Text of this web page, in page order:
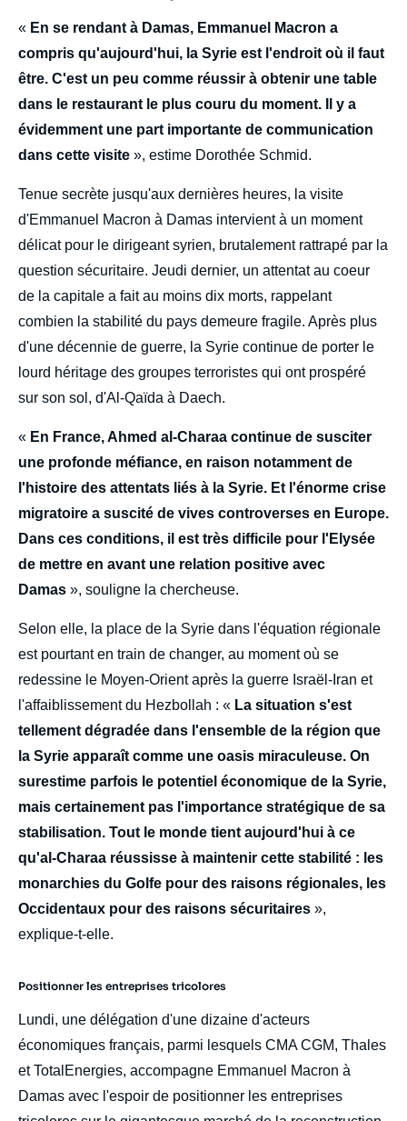
« En se rendant à Damas, Emmanuel Macron a
compris qu'aujourd'hui, la Syrie est l'endroit où il faut
être. C'est un peu comme réussir à obtenir une table
dans le restaurant le plus couru du moment. Il y a
évidemment une part importante de communication
dans cette visite », estime Dorothée Schmid.
Tenue secrète jusqu'aux dernières heures, la visite
d'Emmanuel Macron à Damas intervient à un moment
délicat pour le dirigeant syrien, brutalement rattrapé par la
question sécuritaire. Jeudi dernier, un attentat au coeur
de la capitale a fait au moins dix morts, rappelant
combien la stabilité du pays demeure fragile. Après plus
d'une décennie de guerre, la Syrie continue de porter le
lourd héritage des groupes terroristes qui ont prospéré
sur son sol, d'Al-Qaïda à Daech.
« En France, Ahmed al-Charaa continue de susciter
une profonde méfiance, en raison notamment de
l'histoire des attentats liés à la Syrie. Et l'énorme crise
migratoire a suscité de vives controverses en Europe.
Dans ces conditions, il est très difficile pour l'Elysée
de mettre en avant une relation positive avec
Damas », souligne la chercheuse.
Selon elle, la place de la Syrie dans l'équation régionale
est pourtant en train de changer, au moment où se
redessine le Moyen-Orient après la guerre Israël-Iran et
l'affaiblissement du Hezbollah : « La situation s'est
tellement dégradée dans l'ensemble de la région que
la Syrie apparaît comme une oasis miraculeuse. On
surestime parfois le potentiel économique de la Syrie,
mais certainement pas l'importance stratégique de sa
stabilisation. Tout le monde tient aujourd'hui à ce
qu'al-Charaa réussisse à maintenir cette stabilité : les
monarchies du Golfe pour des raisons régionales, les
Occidentaux pour des raisons sécuritaires »,
explique-t-elle.
Positionner les entreprises tricolores
Lundi, une délégation d'une dizaine d'acteurs
économiques français, parmi lesquels CMA CGM, Thales
et TotalEnergies, accompagne Emmanuel Macron à
Damas avec l'espoir de positionner les entreprises